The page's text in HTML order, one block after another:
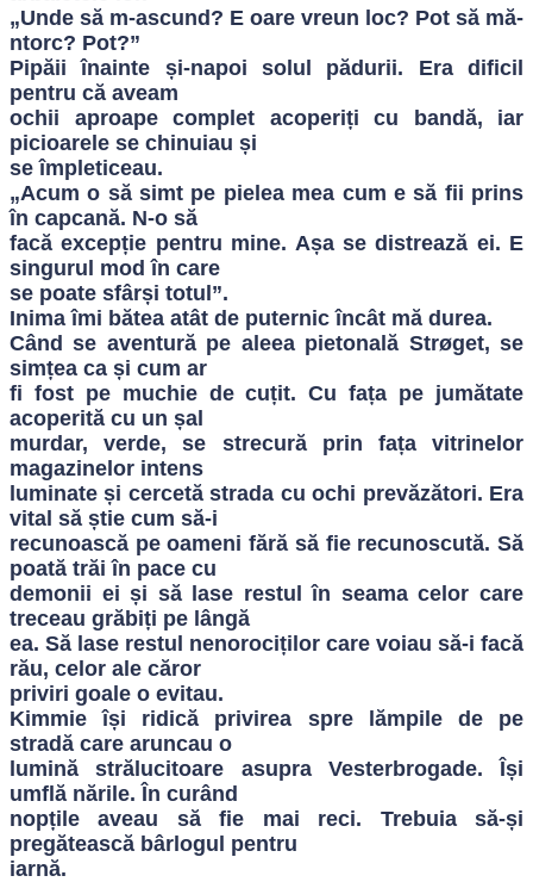
„Unde să m-ascund? E oare vreun loc? Pot să mă-
ntorc? Pot?”
Pipăii înainte și-napoi solul pădurii. Era dificil
pentru că aveam
ochii aproape complet acoperiți cu bandă, iar
picioarele se chinuiau și
se împleticeau.
„Acum o să simt pe pielea mea cum e să fii prins
în capcană. N-o să
facă excepție pentru mine. Așa se distrează ei. E
singurul mod în care
se poate sfârși totul”.
Inima îmi bătea atât de puternic încât mă durea.
Când se aventură pe aleea pietonală Strøget, se
simțea ca și cum ar
fi fost pe muchie de cuțit. Cu fața pe jumătate
acoperită cu un șal
murdar, verde, se strecură prin fața vitrinelor
magazinelor intens
luminate și cercetă strada cu ochi prevăzători. Era
vital să știe cum să-i
recunoască pe oameni fără să fie recunoscută. Să
poată trăi în pace cu
demonii ei și să lase restul în seama celor care
treceau grăbiți pe lângă
ea. Să lase restul nenorociților care voiau să-i facă
rău, celor ale căror
priviri goale o evitau.
Kimmie își ridică privirea spre lămpile de pe
stradă care aruncau o
lumină strălucitoare asupra Vesterbrogade. Își
umflă nările. În curând
nopțile aveau să fie mai reci. Trebuia să-și
pregătească bârlogul pentru
iarnă.